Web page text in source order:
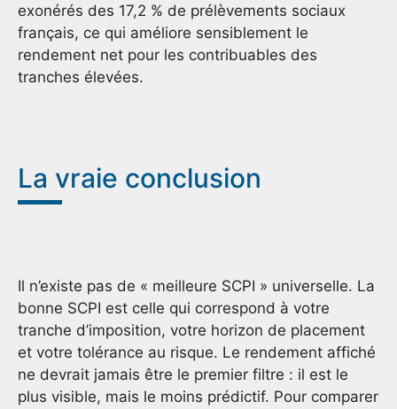
exonérés des 17,2 % de prélèvements sociaux
français, ce qui améliore sensiblement le
rendement net pour les contribuables des
tranches élevées.
La vraie conclusion
Il n’existe pas de « meilleure SCPI » universelle. La
bonne SCPI est celle qui correspond à votre
tranche d’imposition, votre horizon de placement
et votre tolérance au risque. Le rendement affiché
ne devrait jamais être le premier filtre : il est le
plus visible, mais le moins prédictif. Pour comparer